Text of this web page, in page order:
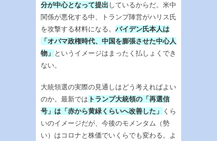
分が中心となって提出 しているからだ。米中
関係が悪化する中、トランプ陣営がハリス氏
を攻撃する材料になる。 バイデン氏本人は
「オバマ政権時代、中国を膨張させた中心人
物」 というイメージはまったく払しょくでき
ない。
大統領選の実際の見通しはどう考えればよい
のか。最新では トランプ大統領の「再選信
号」は「赤から黄緑くらいへ改善した」
くら
いのイメージだが、今後のモメンタム（勢
い）はコロナと株価でいくらでも変わる。よ